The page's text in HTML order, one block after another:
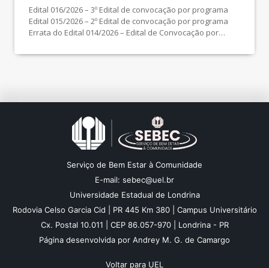
Edital 016/2026 – 3º Edital de convocação por programa
Edital 015/2026 – 2º Edital de convocação por programa
Errata do Edital 014/2026 – Edital de Convocação por
programa Edital 013/2026 – Resultado dos Recursos
Serviço de Bem Estar à Comunidade
E-mail: sebec@uel.br
Universidade Estadual de Londrina
Rodovia Celso Garcia Cid | PR 445 Km 380 | Campus Universitário
Cx. Postal 10.011 | CEP 86.057-970 | Londrina - PR
Página desenvolvida por Andrey M. G. de Camargo
Voltar para UEL